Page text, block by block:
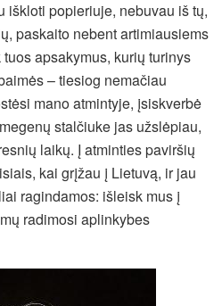
iškloti popieriuje, nebuvau iš tų,
paskaito nebent artimiausiems
apsakymus, kurių turinys
– tiesiog nemačiau
mano atmintyje, įsiskverbė
stalčiuke jas užslėpiau,
laikų. Į atminties paviršių
kai grįžau į Lietuvą, ir jau
ragindamos: išleisk mus į
radimosi aplinkybes